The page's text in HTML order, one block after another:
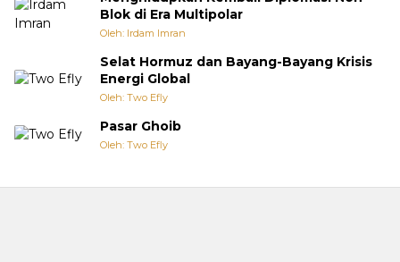
Blok di Era Multipolar
Oleh: Irdam Imran
Selat Hormuz dan Bayang-Bayang Krisis
Energi Global
Oleh: Two Efly
Pasar Ghoib
Oleh: Two Efly